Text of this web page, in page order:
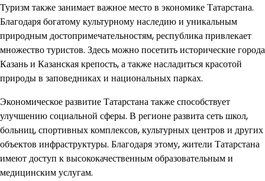
Туризм также занимает важное место в экономике Татарстана.
Благодаря богатому культурному наследию и уникальным
природным достопримечательностям, республика привлекает
множество туристов. Здесь можно посетить исторические города
Казань и Казанская крепость, а также насладиться красотой
природы в заповедниках и национальных парках.
Экономическое развитие Татарстана также способствует
улучшению социальной сферы. В регионе развита сеть школ,
больниц, спортивных комплексов, культурных центров и других
объектов инфраструктуры. Благодаря этому, жители Татарстана
имеют доступ к высококачественным образовательным и
медицинским услугам.